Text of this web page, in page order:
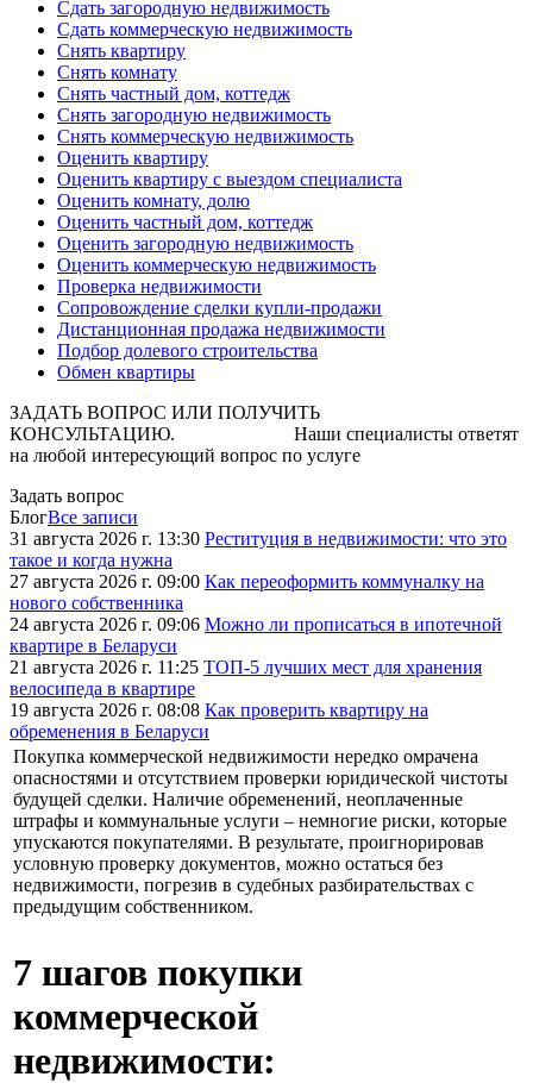
Сдать загородную недвижимость
Сдать коммерческую недвижимость
Снять квартиру
Снять комнату
Снять частный дом, коттедж
Снять загородную недвижимость
Снять коммерческую недвижимость
Оценить квартиру
Оценить квартиру с выездом специалиста
Оценить комнату, долю
Оценить частный дом, коттедж
Оценить загородную недвижимость
Оценить коммерческую недвижимость
Проверка недвижимости
Сопровождение сделки купли-продажи
Дистанционная продажа недвижимости
Подбор долевого строительства
Обмен квартиры
ЗАДАТЬ ВОПРОС ИЛИ ПОЛУЧИТЬ
КОНСУЛЬТАЦИЮ. Наши специалисты ответят
на любой интересующий вопрос по услуге
Задать вопрос
БлогВсе записи
31 августа 2026 г. 13:30 Реституция в недвижимости: что это
такое и когда нужна
27 августа 2026 г. 09:00 Как переоформить коммуналку на
нового собственника
24 августа 2026 г. 09:06 Можно ли прописаться в ипотечной
квартире в Беларуси
21 августа 2026 г. 11:25 ТОП-5 лучших мест для хранения
велосипеда в квартире
19 августа 2026 г. 08:08 Как проверить квартиру на
обременения в Беларуси
Покупка коммерческой недвижимости нередко омрачена
опасностями и отсутствием проверки юридической чистоты
будущей сделки. Наличие обременений, неоплаченные
штрафы и коммунальные услуги – немногие риски, которые
упускаются покупателями. В результате, проигнорировав
условную проверку документов, можно остаться без
недвижимости, погрезив в судебных разбирательствах с
предыдущим собственником.
7 шагов покупки
коммерческой
недвижимости: